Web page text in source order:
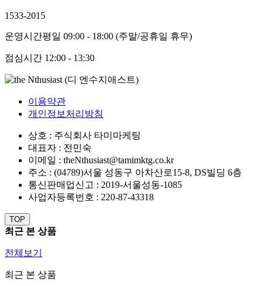
1533-2015
운영시간평일 09:00 - 18:00 (주말/공휴일 휴무)
점심시간 12:00 - 13:30
이용약관
개인정보처리방침
상호 : 주식회사 타미마케팅
대표자 : 전민숙
이메일 : theNthusiast@tamimktg.co.kr
주소 : (04789)서울 성동구 아차산로15-8, DS빌딩 6층
통신판매업신고 : 2019-서울성동-1085
사업자등록번호 : 220-87-43318
TOP
최근 본 상품
전체보기
최근 본 상품